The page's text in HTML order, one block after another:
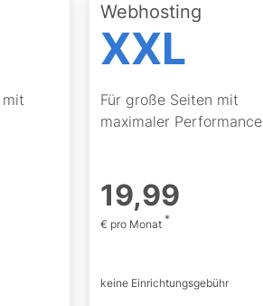
Webhosting
XXL
Für große Seiten mit
maximaler Performance
19,99
€ pro Monat *
keine Einrichtungsgebühr